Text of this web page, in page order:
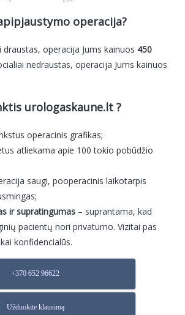
operacija?
draustas, operacija Jums kainuos 450
nedraustas, operacija Jums kainuos
urologaskaune.lt ?
operacinis grafikas;
atliekama apie 100 tokio pobūdžio
saugi, pooperacinis laikotarpis
ir supratingumas – suprantama, kad
pacientų nori privatumo. Vizitai pas
konfidencialūs.
+370 652 96622
Užduokite klausimą